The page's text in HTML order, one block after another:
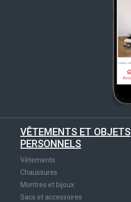
VÊTEMENTS ET OBJETS
PERSONNELS
Vêtements
Chaussures
Montres et bijoux
Sacs et accessoires